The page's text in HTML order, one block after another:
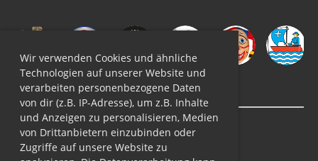
Wir verwenden Cookies und ähnliche
Technologien auf unserer Website und
verarbeiten personenbezogene Daten
von dir (z.B. IP-Adresse), um z.B. Inhalte
und Anzeigen zu personalisieren, Medien
von Drittanbietern einzubinden oder
Zugriffe auf unsere Website zu